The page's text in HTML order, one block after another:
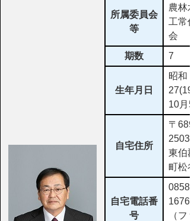
所属委員会
等
農林
工常
会
期数
7
生年月日
昭和
10月
自宅住所
〒
2503
東伯
町松
自宅電話番
号
1676
（フ